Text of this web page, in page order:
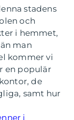
stadens
och
i hemmet,
man
kommer vi
en populär
de
samt hur
i